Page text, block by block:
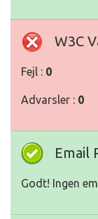
W3C
Fejl : 0
Advarsler : 0
Email
Godt! Ingen